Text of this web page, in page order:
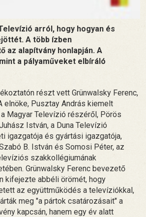
arról, hogy hogyan és
A több ízben
az alapítvány honlapján. A
a pályaműveket elbíráló
részt vett Grünwalsky Ferenc,
elnöke, Pusztay András kiemelt
Magyar Televízió részéről, Pörös
István, a Duna Televízió
igazgatója és gyártási igazgatója,
B. István és Somosi Péter, az
szakkollégiumának
Grünwalsky Ferenc bevezető
kifejezte abbéli örömét, hogy
az együttműködés a televíziókkal,
meg "a pártok csatározásait" a
kapcsán, hanem egy év alatt